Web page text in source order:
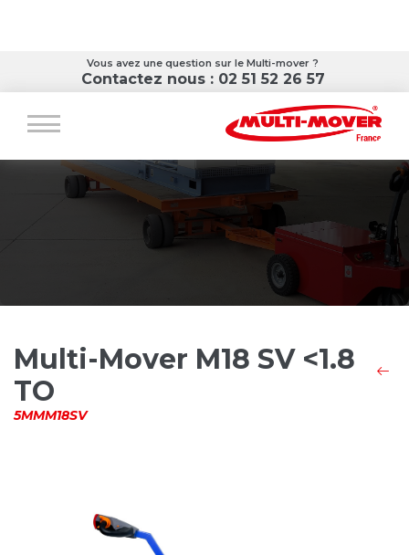
Vous avez une question sur le Multi-mover ?
Contactez nous : 02 51 52 26 57
Multi-Mover M18 SV <1.8
TO
5MMM18SV